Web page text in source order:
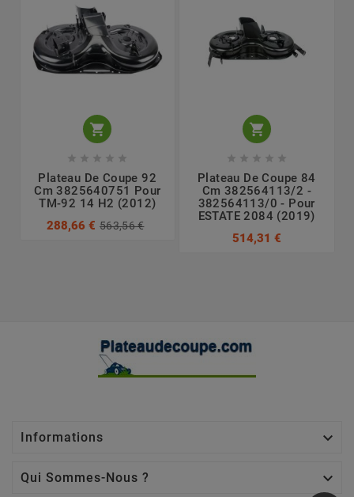

    
Plateau De Coupe 92
Cm 3825640751 Pour
TM-92 14 H2 (2012)
288,66 € 563,56 €

    
Plateau De Coupe 84
Cm 382564113/2 -
382564113/0 - Pour
ESTATE 2084 (2019)
514,31 €
Informations 
Qui Sommes-Nous ? 